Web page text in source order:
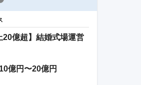
20億超】結婚式場運営
10億円〜20億円